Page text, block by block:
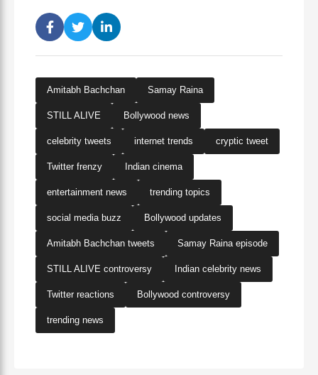
Amitabh Bachchan Samay Raina
STILL ALIVE Bollywood news
celebrity tweets internet trends cryptic tweet
Twitter frenzy Indian cinema
entertainment news trending topics
social media buzz Bollywood updates
Amitabh Bachchan tweets Samay Raina episode
STILL ALIVE controversy Indian celebrity news
Twitter reactions Bollywood controversy
trending news